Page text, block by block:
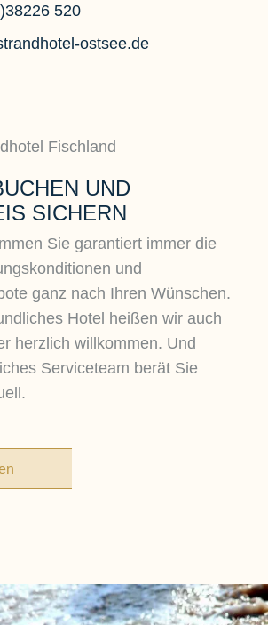
520
ostsee.de
UND
SICHERN
Sie garantiert immer die
und
ganz nach Ihren Wünschen.
Hotel heißen wir auch
herzlich willkommen. Und
Serviceteam berät Sie